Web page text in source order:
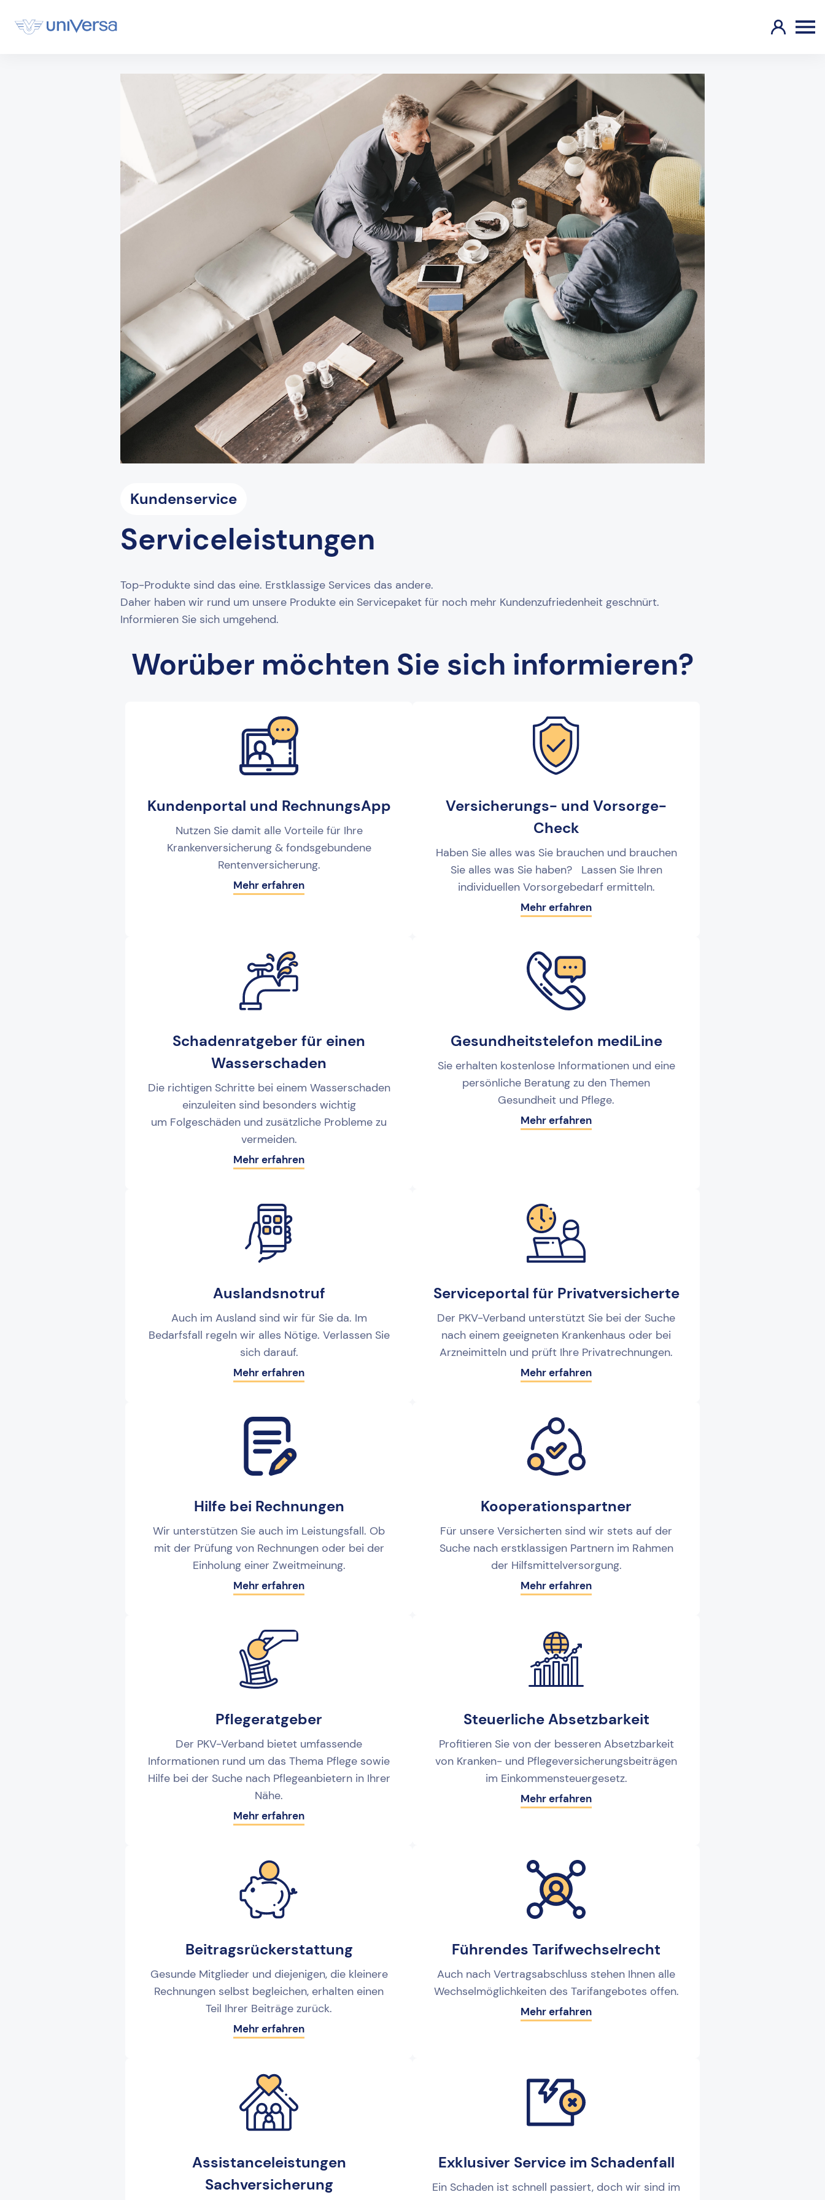
Kundenservice
Serviceleistungen
Top-Produkte sind das eine. Erstklassige Services das andere.
Daher haben wir rund um unsere Produkte ein Servicepaket für noch mehr Kundenzufriedenheit geschnürt.
Informieren Sie sich umgehend.
Worüber möchten Sie sich informieren?
Kundenportal und RechnungsApp
Nutzen Sie damit alle Vorteile für Ihre
Krankenversicherung & fondsgebundene
Rentenversicherung.
Mehr erfahren
Versicherungs- und Vorsorge-
Check
Haben Sie alles was Sie brauchen und brauchen
Sie alles was Sie haben? Lassen Sie Ihren
individuellen Vorsorgebedarf ermitteln.
Mehr erfahren
Schadenratgeber für einen
Wasserschaden
Die richtigen Schritte bei einem Wasserschaden
einzuleiten sind besonders wichtig
um Folgeschäden und zusätzliche Probleme zu
vermeiden.
Mehr erfahren
Gesundheitstelefon mediLine
Sie erhalten kostenlose Informationen und eine
persönliche Beratung zu den Themen
Gesundheit und Pflege.
Mehr erfahren
Auslandsnotruf
Auch im Ausland sind wir für Sie da. Im
Bedarfsfall regeln wir alles Nötige. Verlassen Sie
sich darauf.
Mehr erfahren
Serviceportal für Privatversicherte
Der PKV-Verband unterstützt Sie bei der Suche
nach einem geeigneten Krankenhaus oder bei
Arzneimitteln und prüft Ihre Privatrechnungen.
Mehr erfahren
Hilfe bei Rechnungen
Wir unterstützen Sie auch im Leistungsfall. Ob
mit der Prüfung von Rechnungen oder bei der
Einholung einer Zweitmeinung.
Mehr erfahren
Kooperationspartner
Für unsere Versicherten sind wir stets auf der
Suche nach erstklassigen Partnern im Rahmen
der Hilfsmittelversorgung.
Mehr erfahren
Pflegeratgeber
Der PKV-Verband bietet umfassende
Informationen rund um das Thema Pflege sowie
Hilfe bei der Suche nach Pflegeanbietern in Ihrer
Nähe.
Mehr erfahren
Steuerliche Absetzbarkeit
Profitieren Sie von der besseren Absetzbarkeit
von Kranken- und Pflegeversicherungsbeiträgen
im Einkommensteuergesetz.
Mehr erfahren
Beitragsrückerstattung
Gesunde Mitglieder und diejenigen, die kleinere
Rechnungen selbst begleichen, erhalten einen
Teil Ihrer Beiträge zurück.
Mehr erfahren
Führendes Tarifwechselrecht
Auch nach Vertragsabschluss stehen Ihnen alle
Wechselmöglichkeiten des Tarifangebotes offen.
Mehr erfahren
Assistanceleistungen
Sachversicherung
Exklusiver Service im Schadenfall
Ein Schaden ist schnell passiert, doch wir sind im